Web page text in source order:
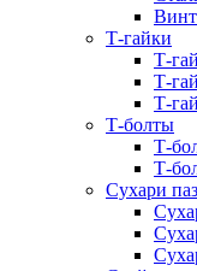
Т-гайки
Т-
Т-
Т-
Т-болты
Т-
Т-
Сухари